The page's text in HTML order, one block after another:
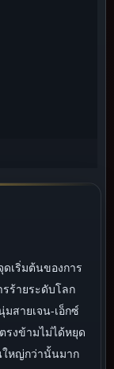
เริ่มต้นของการ
ร้ายระดับโลก
สายเจน-เอ็กซ์
รงข้ามไม่ได้หยุด
หญ่กว่านั้นมาก